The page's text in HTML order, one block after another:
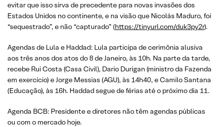
evitar que isso sirva de precedente para novas invasões dos
Estados Unidos no continente, e na visão que Nicolás Maduro, foi
“sequestrado”, e não “capturado” (https://tinyurl.com/duk3py2r).
Agendas de Lula e Haddad: Lula participa de cerimônia alusiva
aos três anos dos atos do 8 de Janeiro, às 10h. Na parte da tarde,
recebe Rui Costa (Casa Civil), Dario Durigan (ministro da Fazenda
em exercício) e Jorge Messias (AGU), às 14h40, e Camilo Santana
(Educação), às 16h. Haddad segue de férias até o próximo dia 11.
Agenda BCB: Presidente e diretores não têm agendas públicas
ou com o mercado hoje.